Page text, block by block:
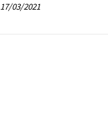
17/03/2021